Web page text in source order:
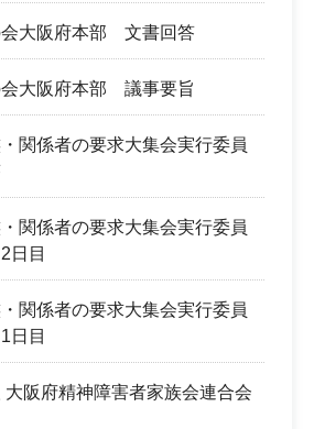
会大阪府本部 文書回答
会大阪府本部 議事要旨
関係者の要求大集会実行委員
関係者の要求大集会実行委員
日目
関係者の要求大集会実行委員
日目
大阪府精神障害者家族会連合会